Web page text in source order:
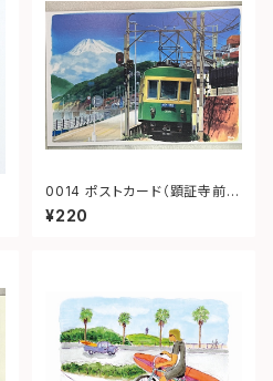
0014 ポストカード（顕証寺前
江ノ電）
¥220